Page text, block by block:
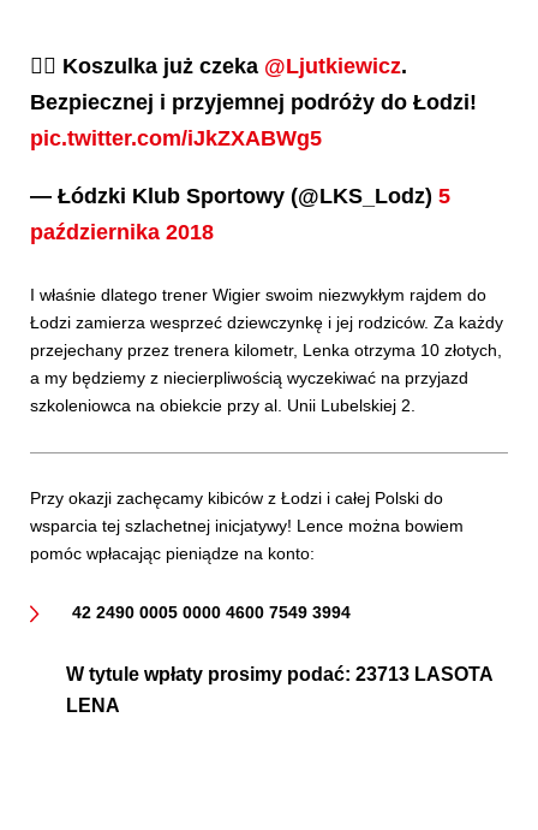
🚴‍♂️ Koszulka już czeka @Ljutkiewicz.
Bezpiecznej i przyjemnej podróży do Łodzi!
pic.twitter.com/iJkZXABWg5
— Łódzki Klub Sportowy (@LKS_Lodz) 5
października 2018
I właśnie dlatego trener Wigier swoim niezwykłym rajdem do
Łodzi zamierza wesprzeć dziewczynkę i jej rodziców. Za każdy
przejechany przez trenera kilometr, Lenka otrzyma 10 złotych,
a my będziemy z niecierpliwością wyczekiwać na przyjazd
szkoleniowca na obiekcie przy al. Unii Lubelskiej 2.
Przy okazji zachęcamy kibiców z Łodzi i całej Polski do
wsparcia tej szlachetnej inicjatywy! Lence można bowiem
pomóc wpłacając pieniądze na konto:
42 2490 0005 0000 4600 7549 3994
W tytule wpłaty prosimy podać: 23713 LASOTA
LENA